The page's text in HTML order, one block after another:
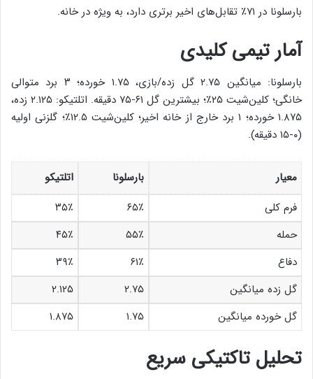
بارسلونا در ۷۱٪ تقابل‌های اخیر برتری دارد، به ویژه در خانه.
آمار تیمی کلیدی
بارسلونا: میانگین ۲.۷۵ گل زده/بازی، ۱.۷۵ خورده؛ ۳ برد متوالی
خانگی؛ کلین‌شیت ۲۵٪؛ بیشترین گل ۶۱-۷۵ دقیقه. اتلتیکو: ۲.۱۲۵ زده،
۱.۸۷۵ خورده؛ ۱ برد خارج از خانه اخیر؛ کلین‌شیت ۱۲.۵٪؛ گلزنی اولیه
(۰-۱۵ دقیقه).
معیار بارسلونا
اتلتیکو
فرم کلی
۶۵٪
۳۵٪
حمله
۵۵٪
۴۵٪
دفاع
۶۱٪
۳۹٪
گل زده میانگین
۲.۷۵
۲.۱۲۵
گل خورده میانگین
۱.۷۵ ۱.۸۷۵
تحلیل تاکتیکی سریع